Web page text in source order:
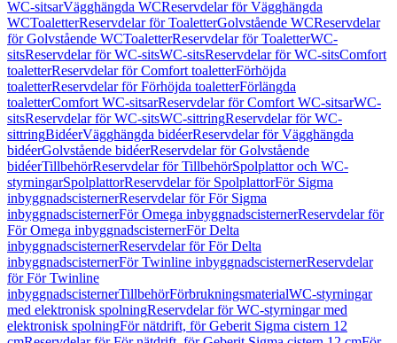
WC-sitsarVägghängda WCReservdelar för Vägghängda
WCToaletterReservdelar för ToaletterGolvstående WCReservdelar
för Golvstående WCToaletterReservdelar för ToaletterWC-
sitsReservdelar för WC-sitsWC-sitsReservdelar för WC-sitsComfort
toaletterReservdelar för Comfort toaletterFörhöjda
toaletterReservdelar för Förhöjda toaletterFörlängda
toaletterComfort WC-sitsarReservdelar för Comfort WC-sitsarWC-
sitsReservdelar för WC-sitsWC-sittringReservdelar för WC-
sittringBidéerVägghängda bidéerReservdelar för Vägghängda
bidéerGolvstående bidéerReservdelar för Golvstående
bidéerTillbehörReservdelar för TillbehörSpolplattor och WC-
styrningarSpolplattorReservdelar för SpolplattorFör Sigma
inbyggnadscisternerReservdelar för För Sigma
inbyggnadscisternerFör Omega inbyggnadscisternerReservdelar för
För Omega inbyggnadscisternerFör Delta
inbyggnadscisternerReservdelar för För Delta
inbyggnadscisternerFör Twinline inbyggnadscisternerReservdelar
för För Twinline
inbyggnadscisternerTillbehörFörbrukningsmaterialWC-styrningar
med elektronisk spolningReservdelar för WC-styrningar med
elektronisk spolningFör nätdrift, för Geberit Sigma cistern 12